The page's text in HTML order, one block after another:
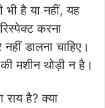
भी है या नहीं, यह
करना
डालना चाहिए।
मशीन थोड़ी न है।
है? क्या